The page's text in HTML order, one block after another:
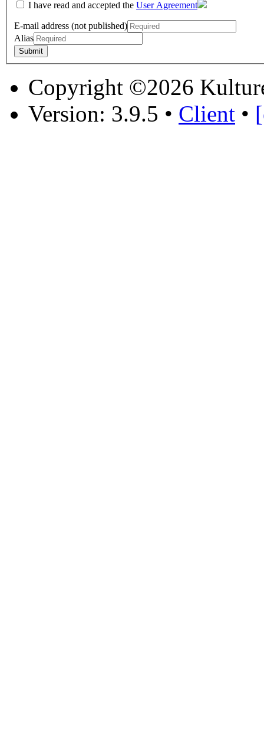
I have read and accepted the User Agreement
E-mail address (not published)
Alias
Copyright ©2026
Version: 3.9.5 • Client •